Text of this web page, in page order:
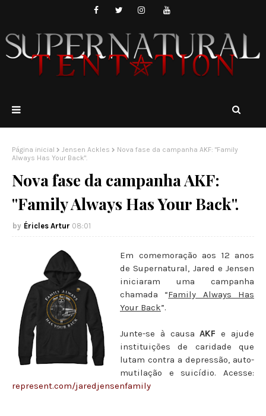
Página inicial Jensen Ackles
Nova fase da campanha AKF: "Family
Always Has Your Back".
Nova fase da campanha AKF:
"Family Always Has Your Back".
Éricles Artur 08:01
Em comemoração aos 12 anos
de Supernatural, Jared e Jensen
iniciaram uma campanha
chamada “Family Always Has
Your Back”.
Junte-se à causaAKF e ajude
instituições de caridade que
lutam contra a depressão, auto-
mutilação e suicídio. Acesse:
represent.com/jaredjensenfamily